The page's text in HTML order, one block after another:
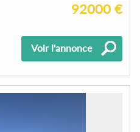
92000 €
Voir l'annonce